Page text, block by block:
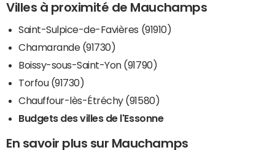
Villes à proximité de Mauchamps
Saint-Sulpice-de-Favières (91910)
Chamarande (91730)
Boissy-sous-Saint-Yon (91790)
Torfou (91730)
Chauffour-lès-Étréchy (91580)
Budgets des villes de l'Essonne
En savoir plus sur Mauchamps